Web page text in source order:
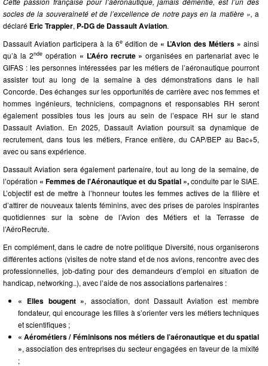
socles de la souveraineté et de l’excellence de notre pays en la matière », a
déclaré Eric Trappier, P-DG de Dassault Aviation.
Dassault Aviation participera à la 6eédition de « L’Avion des Métiers » ainsi
qu’à la 2ndeopération « L’Aéro recrute » organisées en partenariat avec le
GIFAS : les personnes intéressées par les métiers de l’aéronautique pourront
assister tout au long de la semaine à des démonstrations dans le hall
Concorde. Des échanges sur les opportunités de carrière avec nos femmes et
hommes ingénieurs, techniciens, compagnons et responsables RH seront
également possibles tous les jours au sein de l’espace RH sur le stand
Dassault Aviation. En 2025, Dassault Aviation poursuit sa dynamique de
recrutement, dans tous les métiers, France entière, du CAP/BEP au Bac+5,
avec ou sans expérience.
Dassault Aviation sera également partenaire, tout au long de la semaine, de
l’opération « Femmes de l'Aéronautique et du Spatial »,conduite par le SIAE.
L’objectif est de mettre à l’honneur toutes les femmes actives de la filière et
d’attirer de nouveaux talents féminins, avec des prises de paroles inspirantes
quotidiennes sur la scène de l’Avion des Métiers et la Terrasse de
l’AéroRecrute.
En complément, dans le cadre de notre politique Diversité, nous organiserons
différentes actions (visites de notre stand et de nos avions, rencontre avec des
professionnelles, job-dating pour des demandeurs d’emploi en situation de
handicap, networking..), avec l’aide de nos associations partenaires :
« Elles bougent », association, dont Dassault Aviation est membre
fondateur, qui encourage les filles à s’orienter vers les métiers techniques
et scientifiques ;
« Aérométiers / Féminisons nos métiers de l’aéronautique et du spatial
», association des entreprises du secteur engagées en faveur de la mixité
;